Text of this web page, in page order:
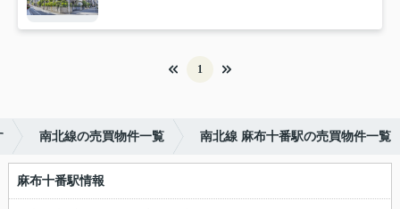
1
南北線の売買物件一覧 南北線 麻布十番駅の売買物件一覧
麻布十番駅情報